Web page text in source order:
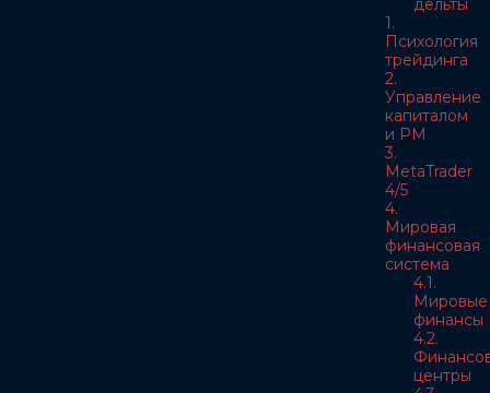
дельты
1.
Психология
трейдинга
2.
Управление
капиталом
и РМ
3.
MetaTrader
4/5
4.
Мировая
финансовая
система
4.1.
Мировые
финансы
4.2.
центры